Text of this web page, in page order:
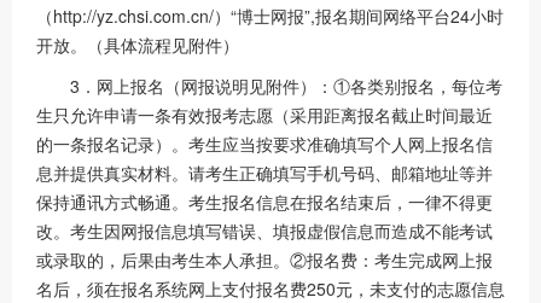
（http://yz.chsi.com.cn/）“博士网报”,报名期间网络平台24小时
开放。（具体流程见附件）
3．网上报名（网报说明见附件）：①各类别报名，每位考
生只允许申请一条有效报考志愿（采用距离报名截止时间最近
的一条报名记录）。考生应当按要求准确填写个人网上报名信
息并提供真实材料。请考生正确填写手机号码、邮箱地址等并
保持通讯方式畅通。考生报名信息在报名结束后，一律不得更
改。考生因网报信息填写错误、填报虚假信息而造成不能考试
或录取的，后果由考生本人承担。②报名费：考生完成网上报
名后，须在报名系统网上支付报名费250元，未支付的志愿信息